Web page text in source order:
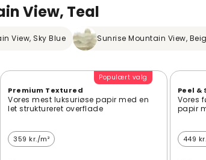
View, Teal
View, Sky Blue Sunrise Mountain View,
Populært valg
Premium Textured
Vores mest luksuriøse papir med en
let struktureret overflade
359 kr./m²
Peel &
Vores
papir
449